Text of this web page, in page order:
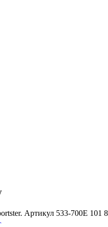
Артикул 533-700E 101